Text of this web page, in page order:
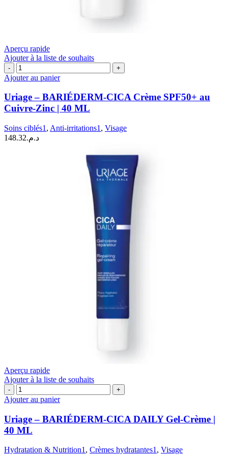
Aperçu rapide
Ajouter à la liste de souhaits
quantité
de
–
BARIÉDERM-
CICA
SPF50+
au
Ajouter au panier
Uriage – BARIÉDERM-CICA Crème SPF50+ au
Cuivre-Zinc | 40 ML
Soins ciblés1 , Anti-irritations1 , Visage
د.م.148.32
Aperçu rapide
Ajouter à la liste de souhaits
quantité
de
–
BARIÉDERM-
CICA
Gel-
Ajouter au panier
Uriage – BARIÉDERM-CICA DAILY Gel-Crème |
40 ML
Hydratation & Nutrition1, Crèmes hydratantes1, Visage